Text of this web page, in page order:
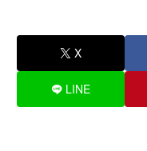
X
LINE